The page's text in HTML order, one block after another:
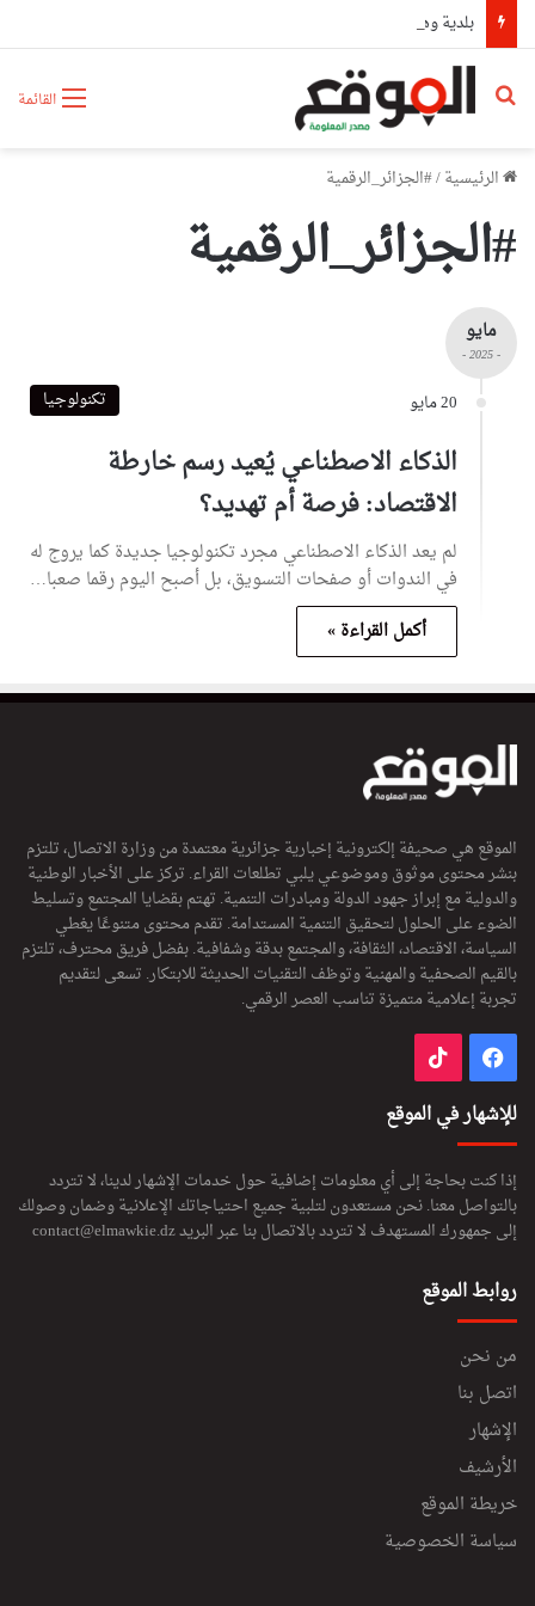
القائمة بحث عن
الرئيسية/#الجزائر_الرقمية
#الجزائر_الرقمية
مايو
- 2025 -
20 مايو تكنولوجيا
الذكاء الاصطناعي يُعيد رسم خارطة
الاقتصاد: فرصة أم تهديد؟
لم يعد الذكاء الاصطناعي مجرد تكنولوجيا جديدة كما يروج له
في الندوات أو صفحات التسويق، بل أصبح اليوم رقما صعبا…
أكمل القراءة »
الموقع هي صحيفة إلكترونية إخبارية جزائرية معتمدة من وزارة الاتصال، تلتزم
بنشر محتوى موثوق وموضوعي يلبي تطلعات القراء. تركز على الأخبار الوطنية
والدولية مع إبراز جهود الدولة ومبادرات التنمية. تهتم بقضايا المجتمع وتسليط
الضوء على الحلول لتحقيق التنمية المستدامة. تقدم محتوى متنوعًا يغطي
السياسة، الاقتصاد، الثقافة، والمجتمع بدقة وشفافية. بفضل فريق محترف، تلتزم
بالقيم الصحفية والمهنية وتوظف التقنيات الحديثة للابتكار. تسعى لتقديم
تجربة إعلامية متميزة تناسب العصر الرقمي.
فيسبوك
للإشهار في الموقع
إذا كنت بحاجة إلى أي معلومات إضافية حول خدمات الإشهار لدينا، لا تتردد
بالتواصل معنا. نحن مستعدون لتلبية جميع احتياجاتك الإعلانية وضمان وصولك
إلى جمهورك المستهدف لا تتردد بالاتصال بنا عبر البريدcontact@elmawkie.dz
روابط الموقع
من نحن
اتصل بنا
الإشهار
الأرشيف
خريطة الموقع
سياسة الخصوصية